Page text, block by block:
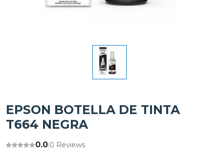
EPSON BOTELLA DE TINTA
T664 NEGRA
0.0|0 Reviews